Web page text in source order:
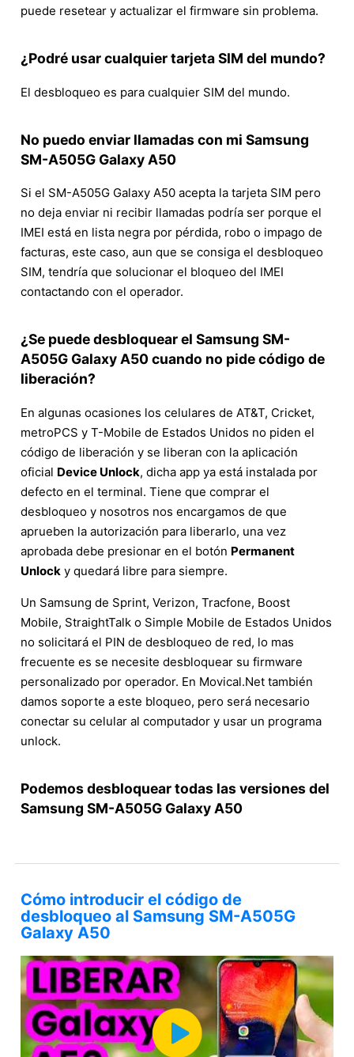
puede resetear y actualizar el firmware sin problema.
¿Podré usar cualquier tarjeta SIM del mundo?
El desbloqueo es para cualquier SIM del mundo.
No puedo enviar llamadas con mi Samsung
SM-A505G Galaxy A50
Si el SM-A505G Galaxy A50 acepta la tarjeta SIM pero
no deja enviar ni recibir llamadas podría ser porque el
IMEI está en lista negra por pérdida, robo o impago de
facturas, este caso, aun que se consiga el desbloqueo
SIM, tendría que solucionar el bloqueo del IMEI
contactando con el operador.
¿Se puede desbloquear el Samsung SM-
A505G Galaxy A50 cuando no pide código de
liberación?
En algunas ocasiones los celulares de AT&T, Cricket,
metroPCS y T-Mobile de Estados Unidos no piden el
código de liberación y se liberan con la aplicación
oficial Device Unlock, dicha app ya está instalada por
defecto en el terminal. Tiene que comprar el
desbloqueo y nosotros nos encargamos de que
aprueben la autorización para liberarlo, una vez
aprobada debe presionar en el botón Permanent
Unlock y quedará libre para siempre.
Un Samsung de Sprint, Verizon, Tracfone, Boost
Mobile, StraightTalk o Simple Mobile de Estados Unidos
no solicitará el PIN de desbloqueo de red, lo mas
frecuente es se necesite desbloquear su firmware
personalizado por operador. En Movical.Net también
damos soporte a este bloqueo, pero será necesario
conectar su celular al computador y usar un programa
unlock.
Podemos desbloquear todas las versiones del
Samsung SM-A505G Galaxy A50
Cómo introducir el código de
desbloqueo al Samsung SM-A505G
Galaxy A50